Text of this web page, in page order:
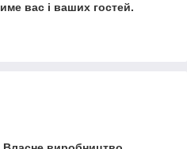
вас і ваших гостей.